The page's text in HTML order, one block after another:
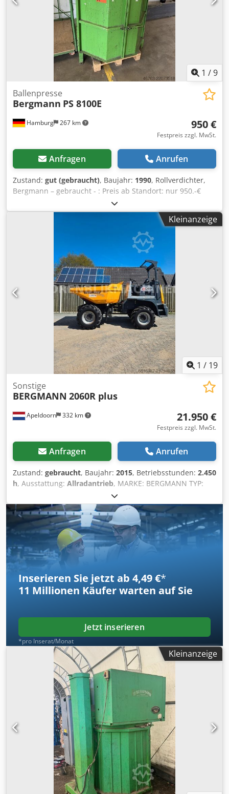
Transportabmessung: 1600/1200/H2200 mm -Gewicht: 898
1 /9
Hamburg 267 km
Ballenpresse
Bergmann PS 8100E
950 €
Festpreis zzgl. MwSt.
Anfragen Anrufen
Zustand: gut (gebraucht), Baujahr: 1990, Rollverdichter,
Bergmann – gebraucht - : Preis ab Standort: nur 950.-€
(netto) Chodozbygrepfx Aflja Hersteller: Bergmann Typ: PS
8100E Baujahr: 1990 Seriennummer: 05 3658 2845/90
Pressdruck: to Eigengewicht: 750kg 400v, 5,5kW, Zustand:
gut Verfügbar: ab Q4/2026 Standort: Hamburg Effiziente
Abfallverdichtung: Eine spezielle Stahltrommel ermöglicht
ein effektives Sammeln, Zerkleinern und Verdichten des
Abfalls und reduziert sein Volumen um das bis zu
Neunfache. Kontinuierliche Befüllung: Die Maschine
ermöglicht eine kontinuierliche Befüllung durch alle
Benutzer. Der Einfüllschacht kann auch während des
Arbeitsprozesses geöffnet bleiben, was die
Müllverdichtung erleichtert und beschleunigt.
Kleinanzeige
1 / 19
Apeldoorn 332 km
Sonstige
BERGMANN 2060R plus
21.950 €
Festpreis zzgl. MwSt.
Anfragen Anrufen
Zustand: gebraucht, Baujahr: 2015, Betriebsstunden: 2.450
h, Ausstattung: Allradantrieb, MARKE: BERGMANN TYP:
2060R PLUS BAUJAHR: 2015 Cjdpfxoy Hfd Ij Aflsha CE
GEPRÜFT: JA BETRIEBSSTUNDEN: 2450 REIFEN/FAHRWERK:
80% LEISTUNG: 63KW MOTOR: CUMMINS GEWICHT:
4300KG OPTIONEN: 6.000 KG NUTZLAST REIFEN 80%
ROTIEREND SOFORT EINSATZBEREIT
ZENTRALSCHMIERANLAGE
Inserieren Sie jetzt ab 4,49 €*
11 Millionen Käufer warten auf Sie
Jetzt inserieren
*pro Inserat/Monat
Kleinanzeige